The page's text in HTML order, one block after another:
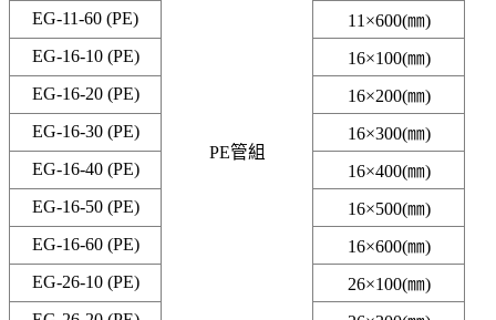
PE管組
EG-11-60 (PE)
11×600(㎜)
EG-16-10 (PE)
16×100(㎜)
EG-16-20 (PE)
16×200(㎜)
EG-16-30 (PE)
16×300(㎜)
EG-16-40 (PE)
16×400(㎜)
EG-16-50 (PE)
16×500(㎜)
EG-16-60 (PE)
16×600(㎜)
EG-26-10 (PE)
26×100(㎜)